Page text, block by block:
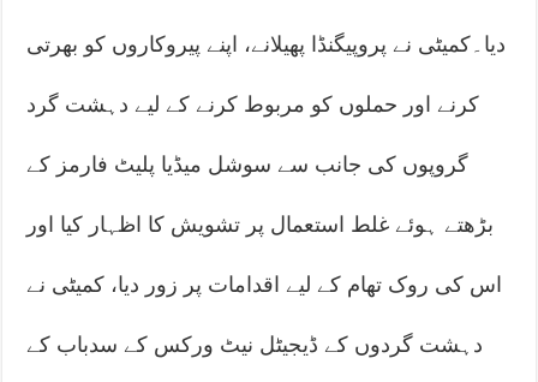
دیا۔کمیٹی نے پروپیگنڈا پھیلانے، اپنے پیروکاروں کو بھرتی
کرنے اور حملوں کو مربوط کرنے کے لیے دہشت گرد
گروپوں کی جانب سے سوشل میڈیا پلیٹ فارمز کے
بڑھتے ہوئے غلط استعمال پر تشویش کا اظہار کیا اور
اس کی روک تھام کے لیے اقدامات پر زور دیا، کمیٹی نے
دہشت گردوں کے ڈیجیٹل نیٹ ورکس کے سدباب کے